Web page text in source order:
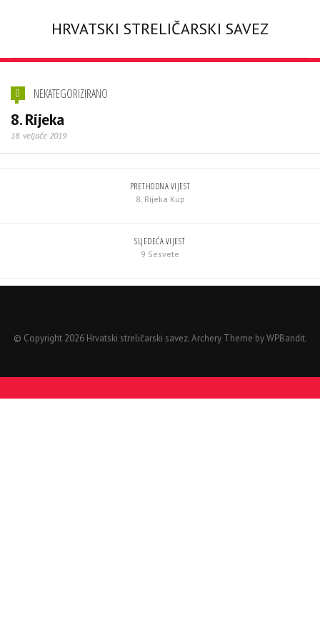
HRVATSKI STRELIČARSKI SAVEZ
0 NEKATEGORIZIRANO
8. Rijeka
18. veljače 2019
PRETHODNA VIJEST
8. Rijeka Kup
SLJEDEĆA VIJEST
9 Sesvete
© Copyright 2026 Hrvatski streličarski savez.Archery Theme byWPBandit.